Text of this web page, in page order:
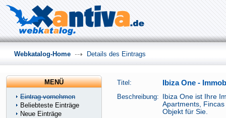
Titel: Ibiza One -
Beschreibung:
Ibiza One ist Ihre
Apartments,
Objekt für Sie.
Webkatalog-Home Details des Eintrags
MENÜ
Eintrag vornehmen
Beliebteste Einträge
Neue Einträge